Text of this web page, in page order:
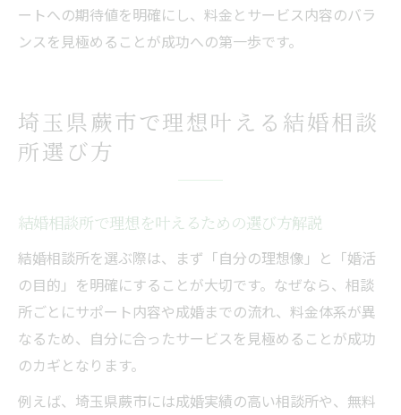
ートへの期待値を明確にし、料金とサービス内容のバラ
ンスを見極めることが成功への第一歩です。
埼玉県蕨市で理想叶える結婚相談
所選び方
結婚相談所で理想を叶えるための選び方解説
結婚相談所を選ぶ際は、まず「自分の理想像」と「婚活
の目的」を明確にすることが大切です。なぜなら、相談
所ごとにサポート内容や成婚までの流れ、料金体系が異
なるため、自分に合ったサービスを見極めることが成功
のカギとなります。
例えば、埼玉県蕨市には成婚実績の高い相談所や、無料